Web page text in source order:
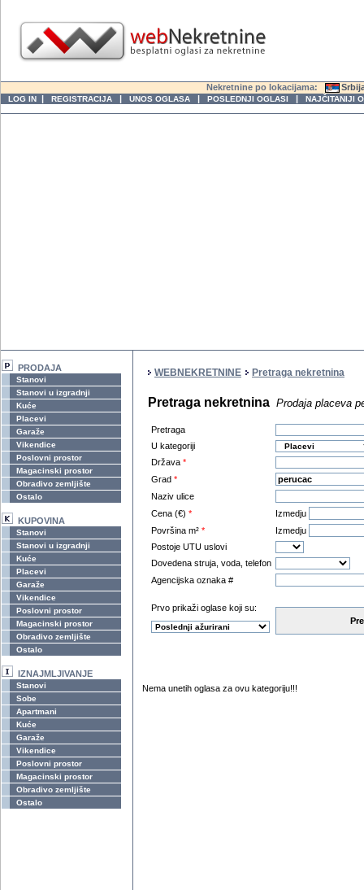
Nekretnine po lokacijama:
LOG IN | REGISTRACIJA | UNOS OGLASA | POSLEDNJI OGLASI | NAJČITANIJI
PRODAJA
Stanovi
Stanovi u izgradnji
Kuće
Placevi
Garaže
Vikendice
Poslovni prostor
Magacinski prostor
Obradivo zemljište
Ostalo
KUPOVINA
Stanovi
Stanovi u izgradnji
Kuće
Placevi
Garaže
Vikendice
Poslovni prostor
Magacinski prostor
Obradivo zemljište
Ostalo
IZNAJMLJIVANJE
Stanovi
Sobe
Apartmani
Kuće
Garaže
Vikendice
Poslovni prostor
Magacinski prostor
Obradivo zemljište
Ostalo
WEBNEKRETNINE Pretraga nekretnina
Pretraga nekretnina Prodaja placeva
Pretraga
U kategoriji
Država *
Grad *
Naziv ulice
Cena (€) *
Izmedju
Površina m² *
Izmedju
Postoje UTU uslovi
Dovedena struja, voda, telefon
Agencijska oznaka #
Prvo prikaži oglase koji su:
Nema unetih oglasa za ovu kategoriju!!!